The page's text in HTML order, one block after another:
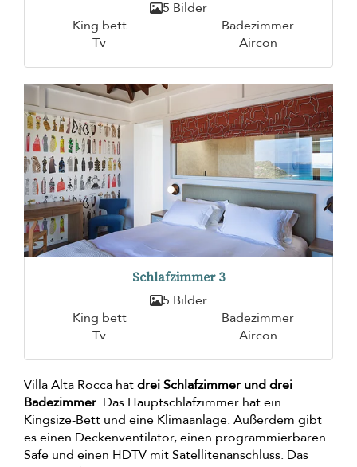
5 Bilder
King bett
Badezimmer
Tv
Aircon
Schlafzimmer 3
5 Bilder
King bett
Badezimmer
Tv
Aircon
Villa Alta Rocca hatdrei Schlafzimmer und drei
Badezimmer. Das Hauptschlafzimmer hat ein
Kingsize-Bett und eine Klimaanlage. Außerdem gibt
es einen Deckenventilator, einen programmierbaren
Safe und einen HDTV mit Satellitenanschluss. Das